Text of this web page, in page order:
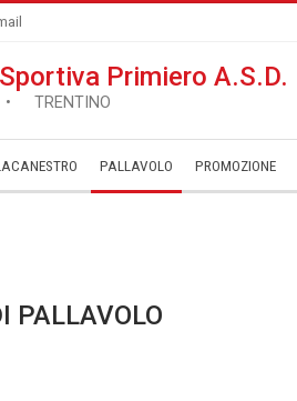
Primiero A.S.D.
TRENTINO
PALLAVOLO ­PROMOZIONE
PALLAVOLO